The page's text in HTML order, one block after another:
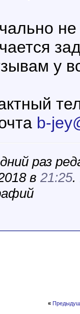
не
у
b-
раз
в 21:25.
«